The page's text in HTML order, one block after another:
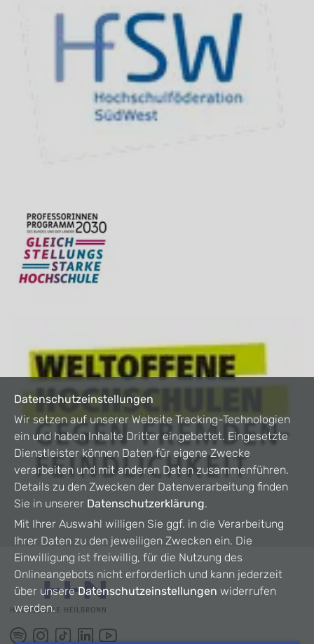
Datenschutzeinstellungen
Wir setzen auf unserer Website Tracking-Technologien
ein und haben Inhalte Dritter eingebettet. Eingesetzte
Dienstleister können Daten für eigene Zwecke
verarbeiten und mit anderen Daten zusammenführen.
Details zu den Zwecken der Datenverarbeitung finden
Sie in unserer Datenschutzerklärung.
Mit Ihrer Auswahl willigen Sie ggf. in die Verarbeitung
Ihrer Daten zu den jeweiligen Zwecken ein. Die
Einwilligung ist freiwillig, für die Nutzung des
Onlineangebots nicht erforderlich und kann jederzeit
über unsereDatenschutzeinstellungen widerrufen
werden.